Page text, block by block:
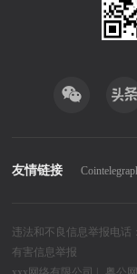
友情链接
违法和不良信息举报电话
有害信息举报